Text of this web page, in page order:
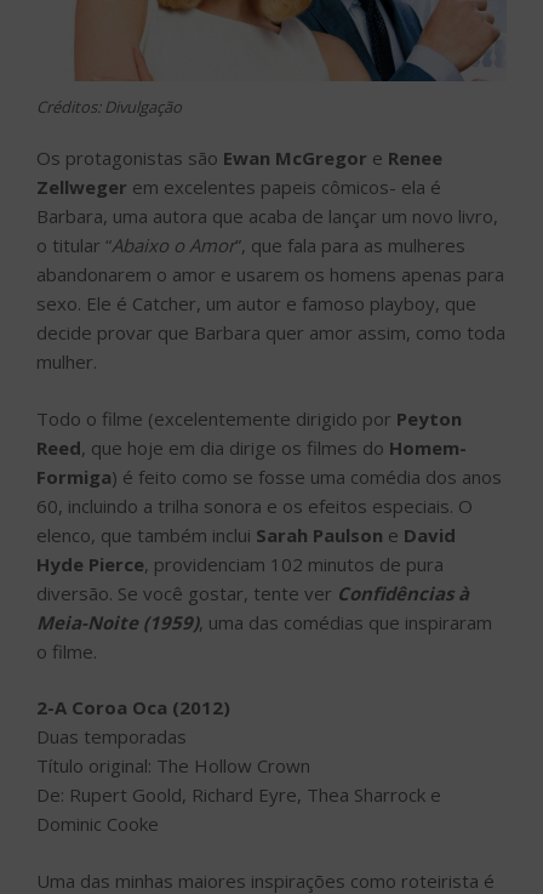
Créditos: Divulgação
Os protagonistas são Ewan McGregor e Renee
Zellweger em excelentes papeis cômicos- ela é
Barbara, uma autora que acaba de lançar um novo livro,
o titular “Abaixo o Amor”, que fala para as mulheres
abandonarem o amor e usarem os homens apenas para
sexo. Ele é Catcher, um autor e famoso playboy, que
decide provar que Barbara quer amor assim, como toda
mulher.
Todo o filme (excelentemente dirigido por Peyton
Reed, que hoje em dia dirige os filmes do Homem-
Formiga) é feito como se fosse uma comédia dos anos
60, incluindo a trilha sonora e os efeitos especiais. O
elenco, que também inclui Sarah Paulson e David
Hyde Pierce, providenciam 102 minutos de pura
diversão. Se você gostar, tente ver Confidências à
Meia-Noite (1959), uma das comédias que inspiraram
o filme.
2-A Coroa Oca (2012)
Duas temporadas
Título original: The Hollow Crown
De: Rupert Goold, Richard Eyre, Thea Sharrock e
Dominic Cooke
Uma das minhas maiores inspirações como roteirista é